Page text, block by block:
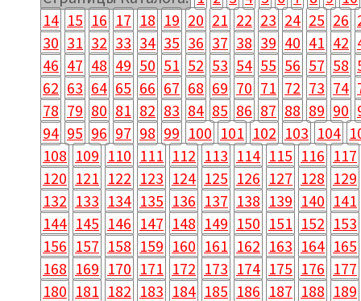
14 15 16 17 18 19 20 21 22 23 24 25 26
30 31 32 33 34 35 36 37 38 39 40 41 42
46 47 48 49 50 51 52 53 54 55 56 57 58
62 63 64 65 66 67 68 69 70 71 72 73 74
78 79 80 81 82 83 84 85 86 87 88 89 90
94 95 96 97 98 99 100 101 102 103 104
108 109 110 111 112 113 114 115 116 117
120 121 122 123 124 125 126 127 128 129
132 133 134 135 136 137 138 139 140 141
144 145 146 147 148 149 150 151 152 153
156 157 158 159 160 161 162 163 164 165
168 169 170 171 172 173 174 175 176 177
180 181 182 183 184 185 186 187 188 189